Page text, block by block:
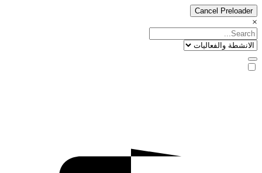
Cancel Preloader
×